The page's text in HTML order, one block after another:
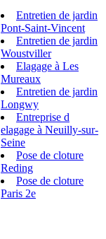
Entretien de jardin
Pont-Saint-Vincent
Entretien de jardin
Woustviller
Elagage à Les
Mureaux
Entretien de jardin
Longwy
Entreprise d
elagage à Neuilly-sur-
Seine
Pose de cloture
Reding
Pose de cloture
Paris 2e